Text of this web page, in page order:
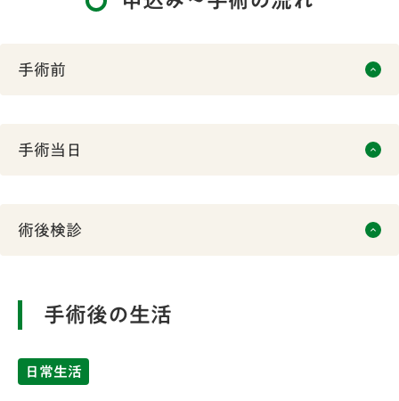
手術前 keyboard_arrow_up
手術を申し込まれた方は、手術に必要な検
手術当日 keyboard_arrow_up
は、普段通り服用してください。お化粧はしないでくださ
手術後は眼帯をしますので、車での来院はお控えください。
また、安全の為にもなるべく、おひとりではなく付き添いの
術後検診 keyboard_arrow_up
手術後の生活
日常生活